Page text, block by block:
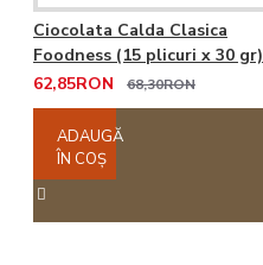
Ciocolata Calda Clasica
Foodness (15 plicuri x 30 gr)
62,85RON
68,30RON
ADAUGĂ
ÎN COŞ